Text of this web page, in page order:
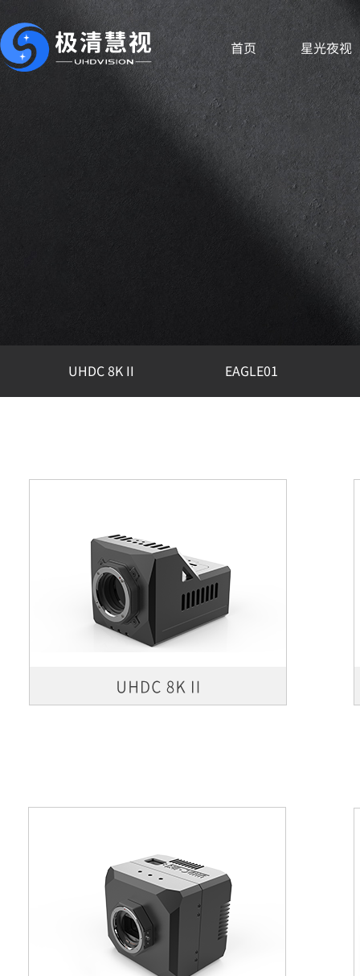
首页 星光夜视
EAGLE01
UHDC 8K II